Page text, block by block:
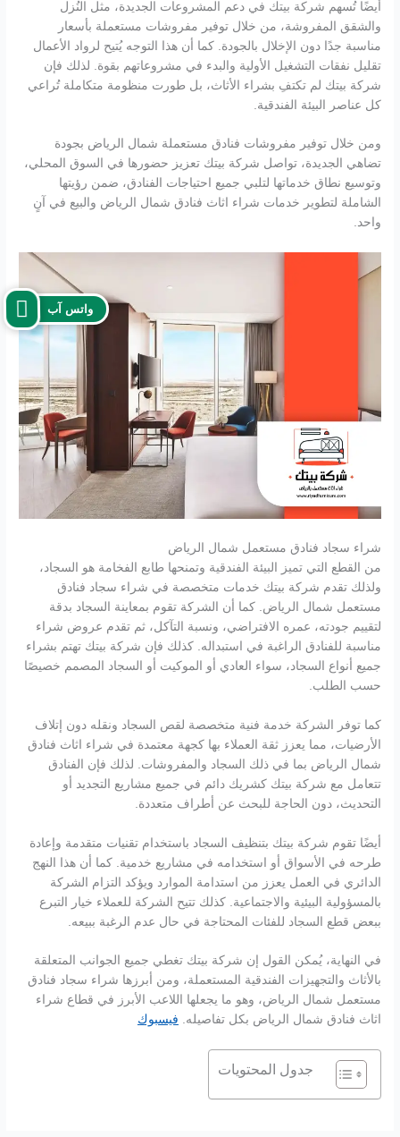
أيضًا تُسهم شركة بيتك في دعم المشروعات الجديدة، مثل النُزل
والشقق المفروشة، من خلال توفير مفروشات مستعملة بأسعار
مناسبة جدًا دون الإخلال بالجودة. كما أن هذا التوجه يُتيح لرواد الأعمال
تقليل نفقات التشغيل الأولية والبدء في مشروعاتهم بقوة. لذلك فإن
شركة بيتك لم تكتفِ بشراء الأثاث، بل طورت منظومة متكاملة تُراعي
كل عناصر البيئة الفندقية.
ومن خلال توفير مفروشات فنادق مستعملة شمال الرياض بجودة
تضاهي الجديدة، تواصل شركة بيتك تعزيز حضورها في السوق المحلي،
وتوسيع نطاق خدماتها لتلبي جميع احتياجات الفنادق، ضمن رؤيتها
الشاملة لتطوير خدمات شراء اثاث فنادق شمال الرياض والبيع في آنٍ
واحد.
شراء سجاد فنادق مستعمل شمال الرياض
من القطع التي تميز البيئة الفندقية وتمنحها طابع الفخامة هو السجاد،
ولذلك تقدم شركة بيتك خدمات متخصصة في شراء سجاد فنادق
مستعمل شمال الرياض. كما أن الشركة تقوم بمعاينة السجاد بدقة
لتقييم جودته، عمره الافتراضي، ونسبة التآكل، ثم تقدم عروض شراء
مناسبة للفنادق الراغبة في استبداله. كذلك فإن شركة بيتك تهتم بشراء
جميع أنواع السجاد، سواء العادي أو الموكيت أو السجاد المصمم خصيصًا
حسب الطلب.
كما توفر الشركة خدمة فنية متخصصة لقص السجاد ونقله دون إتلاف
الأرضيات، مما يعزز ثقة العملاء بها كجهة معتمدة في شراء اثاث فنادق
شمال الرياض بما في ذلك السجاد والمفروشات. لذلك فإن الفنادق
تتعامل مع شركة بيتك كشريك دائم في جميع مشاريع التجديد أو
التحديث، دون الحاجة للبحث عن أطراف متعددة.
أيضًا تقوم شركة بيتك بتنظيف السجاد باستخدام تقنيات متقدمة وإعادة
طرحه في الأسواق أو استخدامه في مشاريع خدمية. كما أن هذا النهج
الدائري في العمل يعزز من استدامة الموارد ويؤكد التزام الشركة
بالمسؤولية البيئية والاجتماعية. كذلك تتيح الشركة للعملاء خيار التبرع
ببعض قطع السجاد للفئات المحتاجة في حال عدم الرغبة ببيعه.
في النهاية، يُمكن القول إن شركة بيتك تغطي جميع الجوانب المتعلقة
بالأثاث والتجهيزات الفندقية المستعملة، ومن أبرزها شراء سجاد فنادق
مستعمل شمال الرياض، وهو ما يجعلها اللاعب الأبرز في قطاع شراء
اثاث فنادق شمال الرياض بكل تفاصيله. فيسبوك
جدول المحتويات
واتس آب